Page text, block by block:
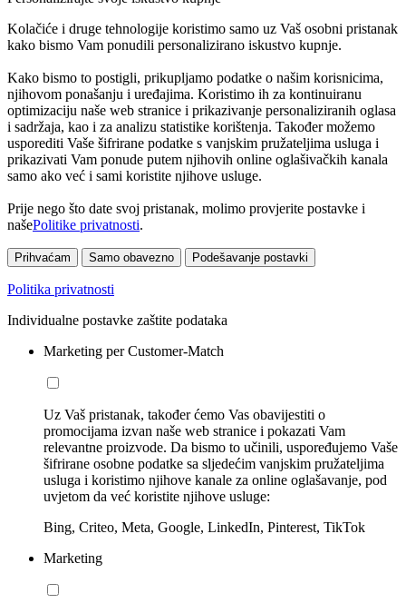
Kolačiće i druge tehnologije koristimo samo uz Vaš osobni pristanak
kako bismo Vam ponudili personalizirano iskustvo kupnje.
Kako bismo to postigli, prikupljamo podatke o našim korisnicima,
njihovom ponašanju i uređajima. Koristimo ih za kontinuiranu
optimizaciju naše web stranice i prikazivanje personaliziranih oglasa
i sadržaja, kao i za analizu statistike korištenja. Također možemo
usporediti Vaše šifrirane podatke s vanjskim pružateljima usluga i
prikazivati Vam ponude putem njihovih online oglašivačkih kanala
samo ako već i sami koristite njihove usluge.
Prije nego što date svoj pristanak, molimo provjerite postavke i
našePolitike privatnosti.
Prihvaćam Samo obavezno Podešavanje postavki
Politika privatnosti
Individualne postavke zaštite podataka
Marketing per Customer-Match
Uz Vaš pristanak, također ćemo Vas obavijestiti o
promocijama izvan naše web stranice i pokazati Vam
relevantne proizvode. Da bismo to učinili, uspoređujemo Vaše
šifrirane osobne podatke sa sljedećim vanjskim pružateljima
usluga i koristimo njihove kanale za online oglašavanje, pod
uvjetom da već koristite njihove usluge:
Bing, Criteo, Meta, Google, LinkedIn, Pinterest, TikTok
Marketing